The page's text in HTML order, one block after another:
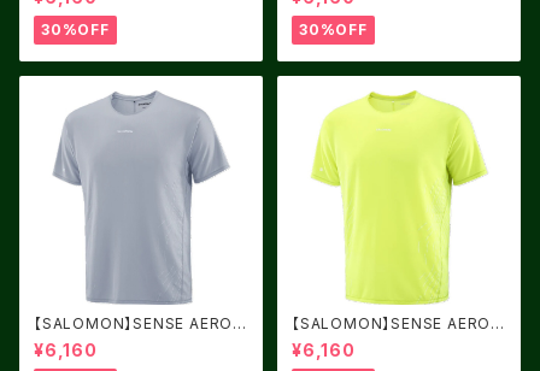
HID / Acid Lime
30%OFF
WHITE/WH
30%OFF
【SALOMON】SENSE AERO
GRAPHIC TRADE WINDS /
PEARL BLUE
¥6,160
【SALOMON】SENSE AERO
GRAPHIC Acid Lime / BUT
TERFLY
¥6,160